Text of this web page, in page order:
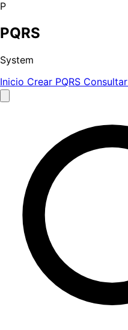
P
PQRS
System
Inicio Crear PQRS Consultar